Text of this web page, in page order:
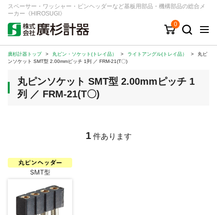
スペーサー・ワッシャー・ピンヘッダーなど基板用部品・機構部品の総合メ
ーカー《HIROSUGI》
0
キーワード 品番/シリーズ
商品カテゴリから探す
ジャンルから探す
注文・見積りについて
ご利用ガイド
お問い合わせ窓口
会社情報
廣杉計器トップ > 丸ピン・ソケット(トレイ品） > ライトアングル(トレイ品） >
丸ピ
ンソケット SMT型 2.00mmピッチ 1列 ／ FRM-21(T〇)
丸ピンソケット SMT型 2.00mmピッチ 1
列 ／ FRM-21(T〇)
1 件あります